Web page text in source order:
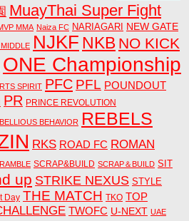
MuayThai Super Fight
MMA Naiza FC NARIAGARI NEW GATE
NJKF NKB NO KICK
ONE Championship
SPIRIT PFC PFL POUNDOUT
PR PRINCE REVOLUTION
BEHAVIOR REBELS
RKS ROAD FC ROMAN
SCRAP&BUILD SCRAP＆BUILD SIT
up STRIKE NEXUS STYLE
Day THE MATCH TKO TOP
TWOFC U-NEXT UAE